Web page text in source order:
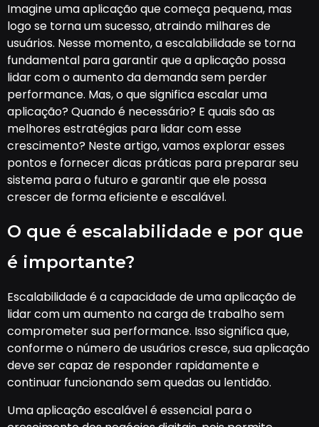
Imagine uma aplicação que começa pequena, mas
logo se torna um sucesso, atraindo milhares de
usuários. Nesse momento, a escalabilidade se torna
fundamental para garantir que a aplicação possa
lidar com o aumento da demanda sem perder
performance. Mas, o que significa escalar uma
aplicação? Quando é necessário? E quais são as
melhores estratégias para lidar com esse
crescimento? Neste artigo, vamos explorar esses
pontos e fornecer dicas práticas para preparar seu
sistema para o futuro e garantir que ele possa
crescer de forma eficiente e escalável.
O que é escalabilidade e por que
é importante?
Escalabilidade é a capacidade de uma aplicação de
lidar com um aumento na carga de trabalho sem
comprometer sua performance. Isso significa que,
conforme o número de usuários cresce, sua aplicação
deve ser capaz de responder rapidamente e
continuar funcionando sem quedas ou lentidão.
Uma aplicação escalável é essencial para o